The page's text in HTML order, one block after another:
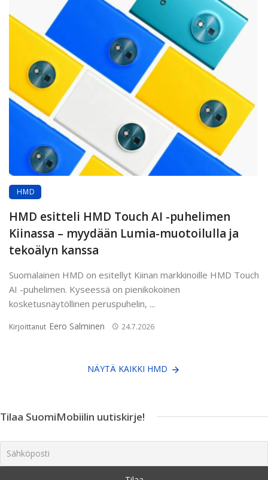
HMD
HMD esitteli HMD Touch AI -puhelimen
Kiinassa – myydään Lumia-muotoilulla ja
tekoälyn kanssa
Suomalainen HMD on esitellyt Kiinan markkinoille HMD Touch
AI -puhelimen. Kyseessä on pienikokoinen
kosketusnäytöllinen peruspuhelin, ...
Kirjoittanut Eero Salminen 24.7.2026
NÄYTÄ KAIKKI HMD
Tilaa SuomiMobiilin uutiskirje!